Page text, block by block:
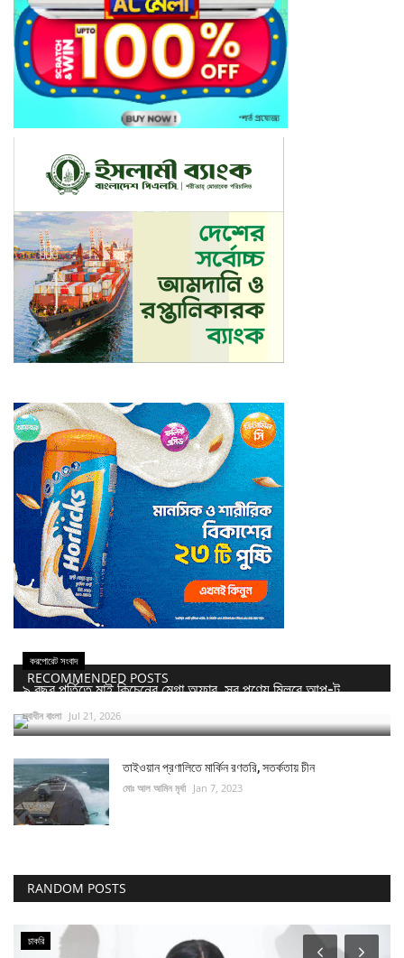
RECOMMENDED POSTS
করপোরেট সংবাদ
৯ বছর পূর্তিতে মাই কিচেনের মেগা অফার, সব পণ্যে মিলবে আপ-টু...
স্বাধীন বাংলা Jul 21, 2026
তাইওয়ান প্রণালিতে মার্কিন রণতরি, সতর্কতায় চীন
মোঃ আল আমিন মৃর্ধা Jan 7, 2023
RANDOM POSTS
চাকরি